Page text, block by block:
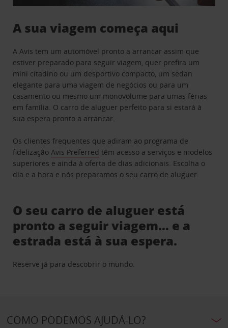
A sua viagem começa aqui
A Avis tem um automóvel pronto a arrancar assim que
estiver preparado para seguir viagem, quer prefira um
mini citadino ou um desportivo compacto, um sedan
elegante para uma viagem de negócios ou para um
casamento ou mesmo um monovolume para umas férias
em família. O carro de aluguer perfeito para si estará à
sua espera pronto a arrancar.
Os clientes frequentes que adiram ao programa de
fidelizaçãoAvis Preferred têm acesso a serviços e modelos
superiores e ainda à oferta de dias adicionais. Escolha o
dia e a hora e nós preparamos o seu carro de aluguer.
O seu carro de aluguer está
pronto a seguir viagem… e a
estrada está à sua espera.
Reserve já para descobrir o mundo.
COMO PODEMOS AJUDÁ-LO?